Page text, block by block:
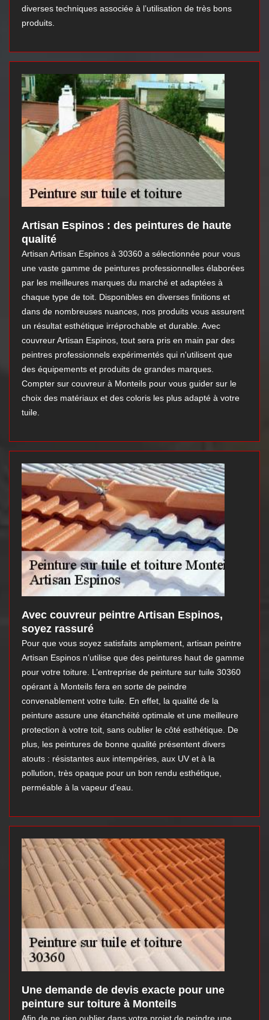
diverses techniques associée à l’utilisation de très bons
produits.
Artisan Espinos : des peintures de haute
qualité
Artisan Artisan Espinos à 30360 a sélectionnée pour vous
une vaste gamme de peintures professionnelles élaborées
par les meilleures marques du marché et adaptées à
chaque type de toit. Disponibles en diverses finitions et
dans de nombreuses nuances, nos produits vous assurent
un résultat esthétique irréprochable et durable. Avec
couvreur Artisan Espinos, tout sera pris en main par des
peintres professionnels expérimentés qui n'utilisent que
des équipements et produits de grandes marques.
Compter sur couvreur à Monteils pour vous guider sur le
choix des matériaux et des coloris les plus adapté à votre
tuile.
Avec couvreur peintre Artisan Espinos,
soyez rassuré
Pour que vous soyez satisfaits amplement, artisan peintre
Artisan Espinos n’utilise que des peintures haut de gamme
pour votre toiture. L’entreprise de peinture sur tuile 30360
opérant à Monteils fera en sorte de peindre
convenablement votre tuile. En effet, la qualité de la
peinture assure une étanchéité optimale et une meilleure
protection à votre toit, sans oublier le côté esthétique. De
plus, les peintures de bonne qualité présentent divers
atouts : résistantes aux intempéries, aux UV et à la
pollution, très opaque pour un bon rendu esthétique,
perméable à la vapeur d’eau.
Une demande de devis exacte pour une
peinture sur toiture à Monteils